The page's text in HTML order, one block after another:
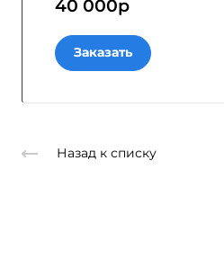
40 000р
Заказать
Назад к списку